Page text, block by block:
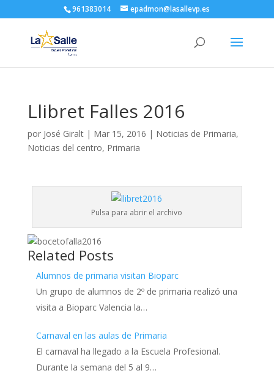
961383014 epadmon@lasallevp.es
Llibret Falles 2016
por José Giralt| Mar 15, 2016 | Noticias de Primaria,
Noticias del centro, Primaria
Pulsa para abrir el archivo
Related Posts
Alumnos de primaria visitan Bioparc
Un grupo de alumnos de 2º de primaria realizó una
visita a Bioparc Valencia la…
Carnaval en las aulas de Primaria
El carnaval ha llegado a la Escuela Profesional.
Durante la semana del 5 al 9…